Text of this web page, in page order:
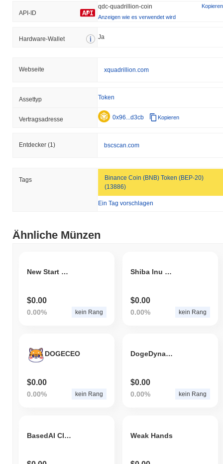
API-ID
qdc-quadrillion-coin
Kopieren
Anzeigen wie es verwendet wird
Hardware-Wallet Ja
Webseite xquadrillion.com
Assettyp Token
Vertragsadresse 0x96...d3cb Kopieren
Entdecker (1) bscscan.com
Tags
Binance Coin (BNB) Token (BEP-20)
(13886)
Ein Tag vorschlagen
Ähnliche Münzen
New Start Coin
$0.00
0.00% kein Rang
Shiba Inu CEO
$0.00
0.00% kein Rang
DOGECEO
$0.00
0.00% kein Rang
DogeDynasty
$0.00
0.00% kein Rang
BasedAI ClosedAI Woke AI Weak Hands